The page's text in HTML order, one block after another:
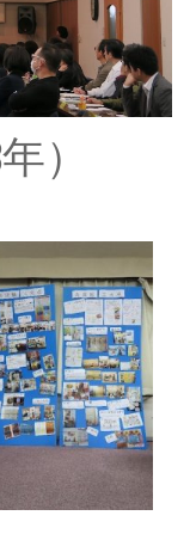
）